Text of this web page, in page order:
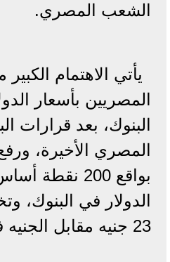
الشعب المصري.
يأتي الاهتمام
المصريين بأسعار
البنوك، بعد قرارات
المصري الأخيرة،
بواقع 200
الدولار في البنوك،
23 جنيه مقابل الجنيه في بعض البنوك.